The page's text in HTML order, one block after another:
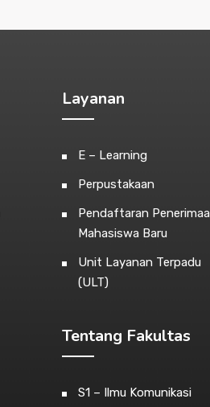
Layanan
E – Learning
Perpustakaan
Pendaftaran
Mahasiswa Baru
Unit Layanan Terpadu
(ULT)
Tentang Fakultas
S1 – Ilmu Komunikasi